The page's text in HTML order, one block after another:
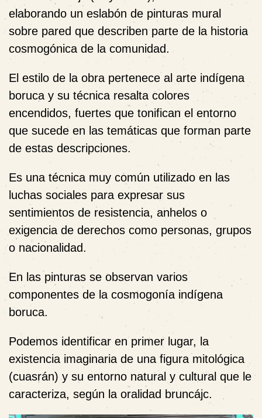
elaborando un eslabón de pinturas mural
sobre pared que describen parte de la historia
cosmogónica de la comunidad.
El estilo de la obra pertenece al arte indígena
boruca y su técnica resalta colores
encendidos, fuertes que tonifican el entorno
que sucede en las temáticas que forman parte
de estas descripciones.
Es una técnica muy común utilizado en las
luchas sociales para expresar sus
sentimientos de resistencia, anhelos o
exigencia de derechos como personas, grupos
o nacionalidad.
En las pinturas se observan varios
componentes de la cosmogonía indígena
boruca.
Podemos identificar en primer lugar, la
existencia imaginaria de una figura mitológica
(cuasrán) y su entorno natural y cultural que le
caracteriza, según la oralidad bruncájc.